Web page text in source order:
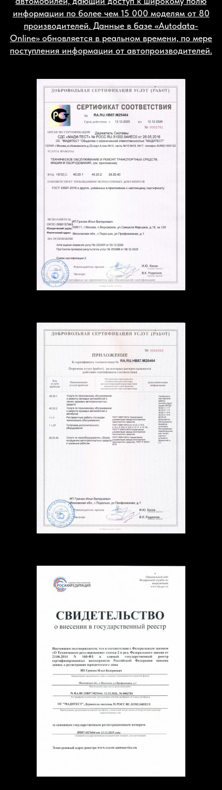
информации по более чем 15 000 моделям от 80
производителей. Данные в базе «Autodata-
Online» обновляется в реальном времени, по мере
поступления информации от автопроизводителей.